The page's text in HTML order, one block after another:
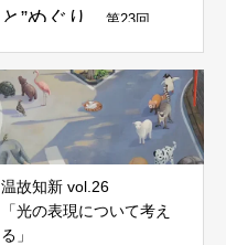
と”めぐり
第23回
温故知新 vol.26
「光の表現について考え
る」